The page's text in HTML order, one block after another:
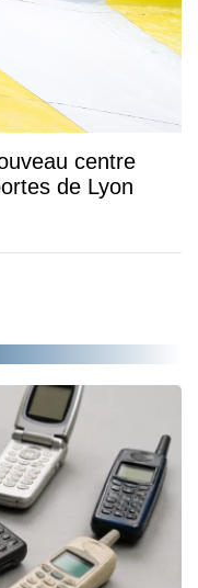
centre
de Lyon